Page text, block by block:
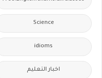
Science
idioms
اخبار التعليم